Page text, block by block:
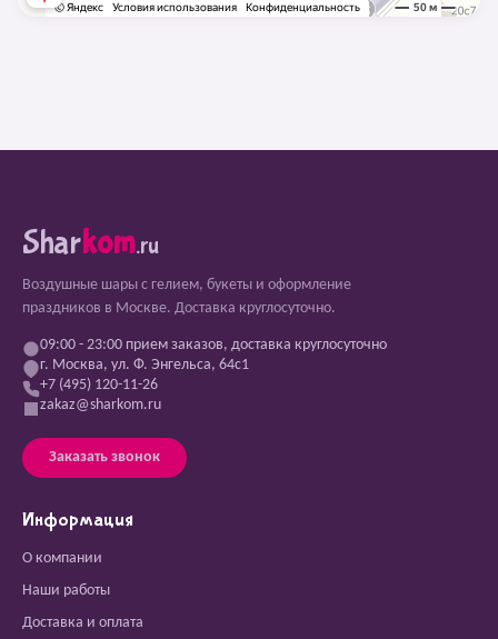
Sharkom.ru
Воздушные шары с гелием, букеты и оформление
праздников в Москве. Доставка круглосуточно.
09:00 - 23:00 прием заказов, доставка круглосуточно
г. Москва, ул. Ф. Энгельса, 64с1
+7 (495) 120-11-26
zakaz@sharkom.ru
Заказать звонок
Информация
О компании
Наши работы
Доставка и оплата